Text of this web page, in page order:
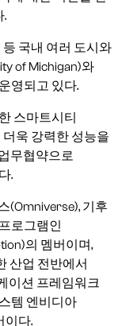
.
등 국내 여러 도시와
of Michigan)와
영되고 있다.
스마트시티
욱 강력한 성능을
무협약으로
.
(Omniverse), 기후
로그램인
의 멤버이며,
산업 전반에서
이션 프레임워크
템 엔비디아
이다.